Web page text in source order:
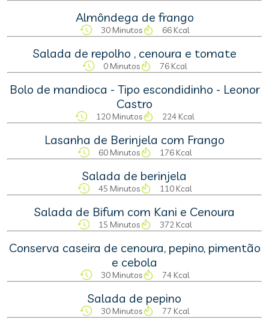
Almôndega de frango
30 Minutos 66 Kcal
Salada de repolho , cenoura e tomate
0 Minutos 76 Kcal
Bolo de mandioca - Tipo escondidinho - Leonor
Castro
120 Minutos 224 Kcal
Lasanha de Berinjela com Frango
60 Minutos 176 Kcal
Salada de berinjela
45 Minutos 110 Kcal
Salada de Bifum com Kani e Cenoura
15 Minutos 372 Kcal
Conserva caseira de cenoura, pepino, pimentão
e cebola
30 Minutos 74 Kcal
Salada de pepino
30 Minutos 77 Kcal